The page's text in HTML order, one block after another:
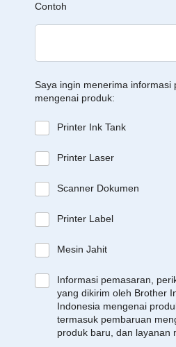
Contoh
Saya ingin menerima informasi
mengenai produk:
Printer Ink Tank
Printer Laser
Scanner Dokumen
Printer Label
Mesin Jahit
Informasi pemasaran,
yang dikirim oleh Brother
Indonesia mengenai
termasuk pembaruan
produk baru, dan layanan